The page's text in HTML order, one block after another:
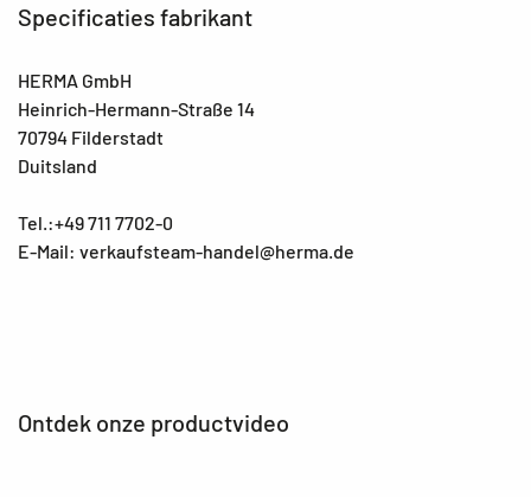
Specificaties fabrikant
HERMA GmbH
Heinrich-Hermann-Straße 14
70794 Filderstadt
Duitsland
Tel.:+49 711 7702-0
E-Mail: verkaufsteam-handel@herma.de
Ontdek onze productvideo